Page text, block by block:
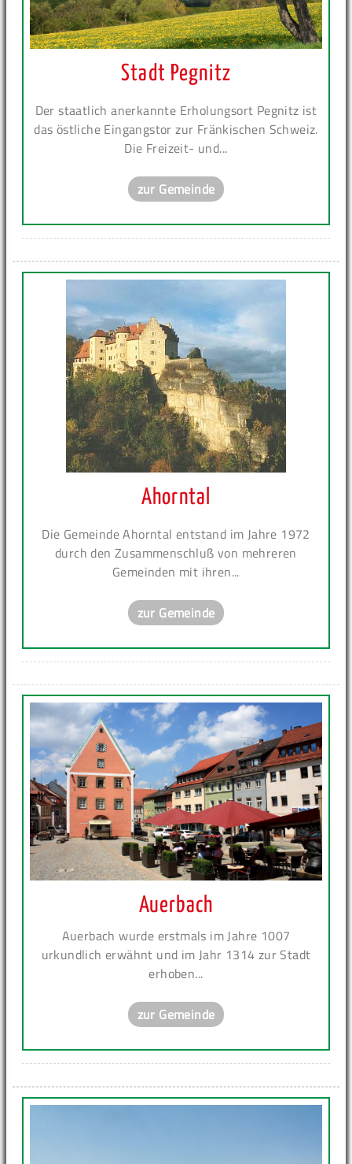
Stadt Pegnitz
Der staatlich anerkannte Erholungsort Pegnitz ist
das östliche Eingangstor zur Fränkischen Schweiz.
Die Freizeit- und...
zur Gemeinde
Ahorntal
Die Gemeinde Ahorntal entstand im Jahre 1972
durch den Zusammenschluß von mehreren
Gemeinden mit ihren...
zur Gemeinde
Auerbach
Auerbach wurde erstmals im Jahre 1007
urkundlich erwähnt und im Jahr 1314 zur Stadt
erhoben...
zur Gemeinde